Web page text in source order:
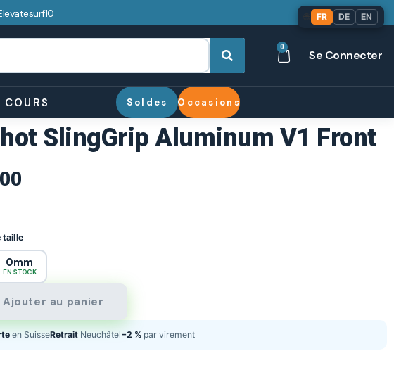
0
Se Connecter
COURS Soldes Occasions
SlingGrip Aluminum V1 Front
taille
0mm
EN STOCK
Ajouter au panier
en SuisseRetrait Neuchâtel−2 % par virement
FR DE EN